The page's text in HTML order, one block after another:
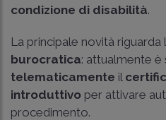
condizione di disabilità.
La principale novità riguarda
burocratica: attualmente è
telematicamente il
introduttivo per attivare
procedimento.